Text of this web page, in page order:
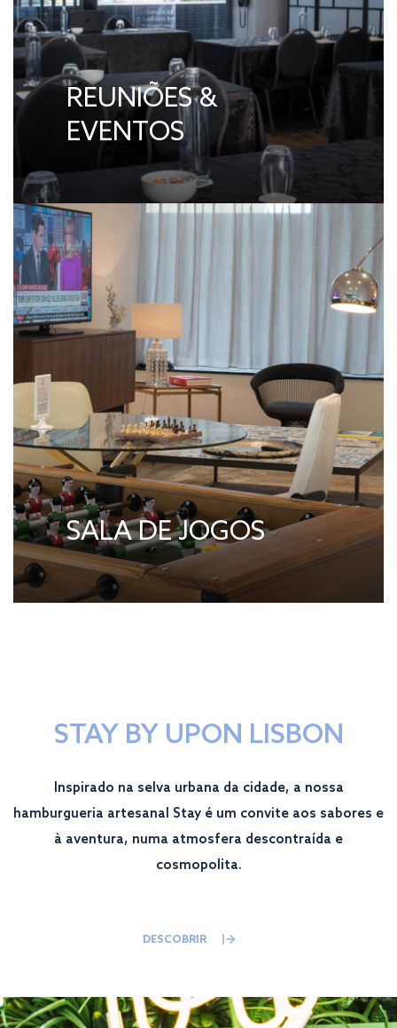
REUNIÕES &
EVENTOS
SALA DE JOGOS
STAY BY UPON LISBON
Inspirado na selva urbana da cidade, a nossa
hamburgueria artesanal Stay é um convite aos sabores e
à aventura, numa atmosfera descontraída e
cosmopolita.
DESCOBRIR